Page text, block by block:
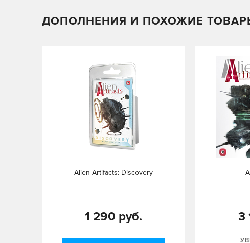
ДОПОЛНЕНИЯ И ПОХОЖИЕ
Alien Artifacts: Discovery
1 290 руб. 3